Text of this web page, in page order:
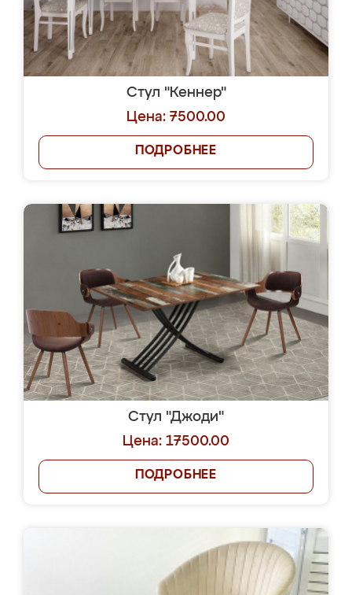
Стул "Кеннер"
Цена: 7500.00
ПОДРОБНЕЕ
Стул "Джоди"
Цена: 17500.00
ПОДРОБНЕЕ